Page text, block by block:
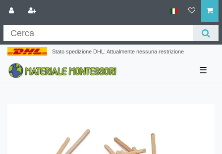
Stato spedizione DHL: Attualmente nessuna restrizione
☰